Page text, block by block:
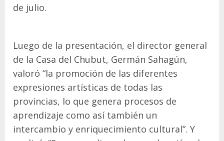
de julio.
Luego de la presentación, el director general
de la Casa del Chubut, Germán Sahagún,
valoró “la promoción de las diferentes
expresiones artísticas de todas las
provincias, lo que genera procesos de
aprendizaje como así también un
intercambio y enriquecimiento cultural”. Y